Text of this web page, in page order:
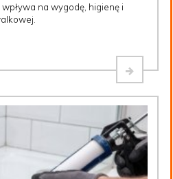
na wygodę, higienę i